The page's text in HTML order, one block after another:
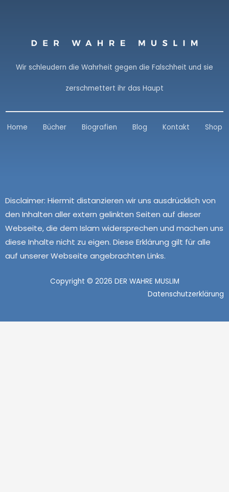
Wir schleudern die Wahrheit gegen die Falschheit und sie
zerschmettert ihr das Haupt
Home Bücher Biografien Blog Kontakt Shop
Disclaimer: Hiermit distanzieren wir uns ausdrücklich von
den Inhalten aller extern gelinkten Seiten auf dieser
Webseite, die dem Islam widersprechen und machen uns
diese Inhalte nicht zu eigen. Diese Erklärung gilt für alle
auf unserer Webseite angebrachten Links.
Copyright © 2026 DER WAHRE MUSLIM
Datenschutzerklärung